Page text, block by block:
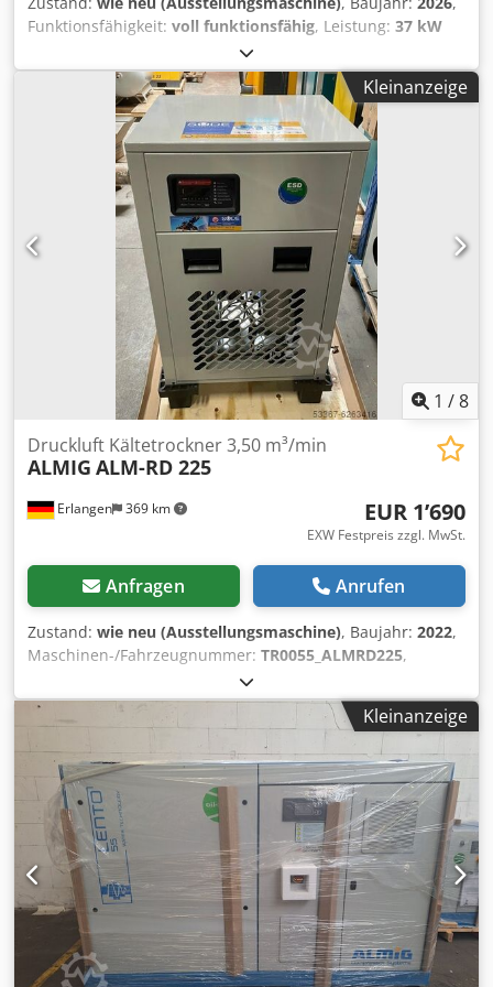
Funktionsfähigkeit: voll funktionsfähig, Leistung: 37 kW
, Ausstellungsstück, sofort verfügbar: neuer
Schraubenkompressor ALMIG BELT XP 37 - 10 bar mit
Steuerung Aircontrol Basic Bj. 2026 Betriebsstunden: 0 Bh
Technische Daten Typ : BELT XP 37 Betriebsüberdruck : 10
bar(ue) Liefermenge, nach ISO 1217 Anhang C : 5,96
m³/min Schutzart / Isolationsklasse Antriebsmotor : IP
55/ISO F Nennleistung Antriebsmotor : 37 kW
Betriebsspannung / Frequenz : 400/50 V/Hz
Schalldruckpegel (DIN 45635 T.13) : 74 dB(A) Länge : 1350
mm Breite : 940 mm Höhe : 1680 mm Gewicht : 895 kg
Druckluftanschluss : G 1 1/2" Besuchen Sie unser
Ladenlokal in Erlangen. Wir haben immer eine große
Auswahl an neuen und gebrauchten Kompressoren auf
Lager. Chjdpsy U H N Uefx Anzoa Für Neumaschinen
bieten wir Leasing unserer Hausbank mit einer wirklich
einfachen Abwicklung an.
Kleinanzeige
1 /8
Erlangen 369 km
Druckluft Kältetrockner 3,50 m³/min
ALMIG ALM-RD 225
EUR 1’690
EXW Festpreis zzgl. MwSt.
Anfragen Anrufen
Zustand: wie neu (Ausstellungsmaschine), Baujahr: 2022,
Maschinen-/Fahrzeugnummer: TR0055_ALMRD225,
Ausstellungsstück DRUCKLUFT-KÄLTETROCKNER ALMIG
ALM-RD225 (sofort verfügbar!) inkl. Vor- und Nachfilter Typ:
ALM-RD 225 Liefermenge: 3,50 m³/min* TR0055
Zuverlässiger und energieeffizienter luftgekühlter
Kältetrockner ALM-RD 225 Geringer Platzbedarf Niedrige
Betriebskosten Zwei integrierte Filter (Vor- und Mikrofilter)
Energieeffiziente Kühlflüssigkeit R134a Hochmoderner
Wärmetauscher für höchste Energieeinsparungen Max.
Arbeitsdruck 16 bar Max. Eintrittstemperatur 60°C
Min./max. Umgebungstemperatur 5/50°C
Spannung/Frequenz: 230V/50Hz Druckluftanschluss 1 1/2"
Chsdpog Ufx Eefx Anzoa Abmessungen: L x B x H: 555 x 505
x 874 mm Gewicht: 78 kg * Maximaler Druckluftstrom, 35°C
Eintrittstemperatur, 7 bar, 25°C Umgebungstemperatur,
Kleinanzeige